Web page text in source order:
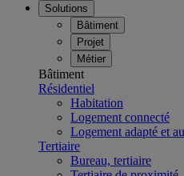
Solutions
Bâtiment
Projet
Métier
Bâtiment
Résidentiel
Habitation
Logement connecté
Logement adapté et
Tertiaire
Bureau, tertiaire